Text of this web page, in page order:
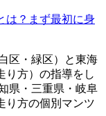
は？まず最初に身
区・緑区）と東海
り方）の指導をし
県・三重県・岐阜
り方の個別マンツ